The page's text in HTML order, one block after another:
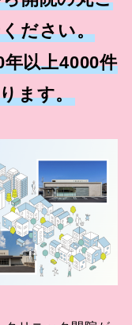
ださい。
以上4000件
ます。